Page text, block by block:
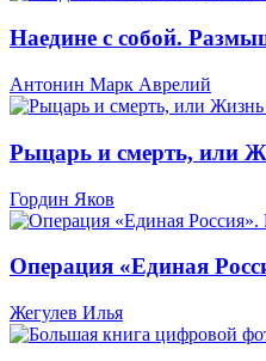
Наедине с собой.
Антонин Марк Аврелий
Рыцарь и смерть, или
Гордин Яков
Операция «Единая
Жегулев Илья